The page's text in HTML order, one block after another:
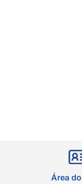
Área